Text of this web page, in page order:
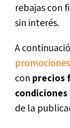
rebajas con
sin interés.
A
promociones
con precios
condiciones
de la